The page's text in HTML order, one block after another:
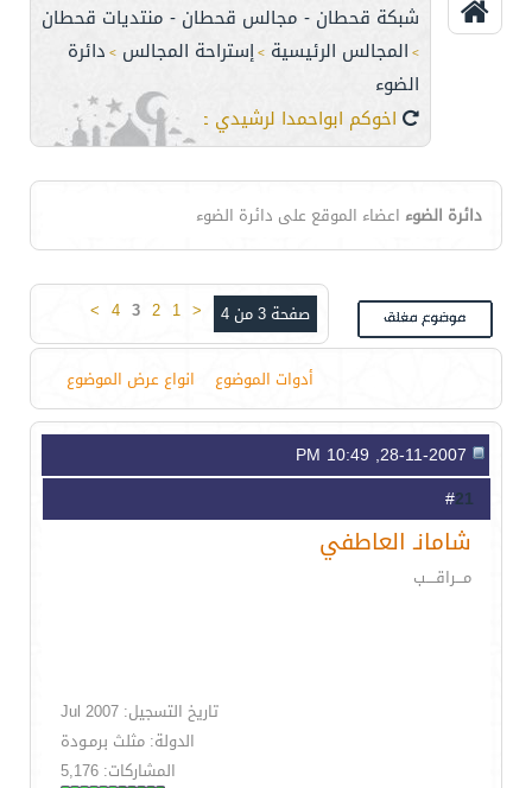
شبكة قحطان - مجالس قحطان - منتديات قحطان
> المجالس الرئيسية >إستراحة المجالس > دائرة
الضوء
اخوكم ابواحمدا لرشيدي على كرسي التعارف
دائرة الضوء اعضاء الموقع على دائرة الضوء
صفحة 3 من 4 <
1
2
3
4
>
أدوات الموضوع انواع عرض الموضوع
21
شامانـ العاطفي
مـــراقــــب
تاريخ التسجيل: Jul 2007
الدولة: مثلث برمـودة
المشاركات: 5,176